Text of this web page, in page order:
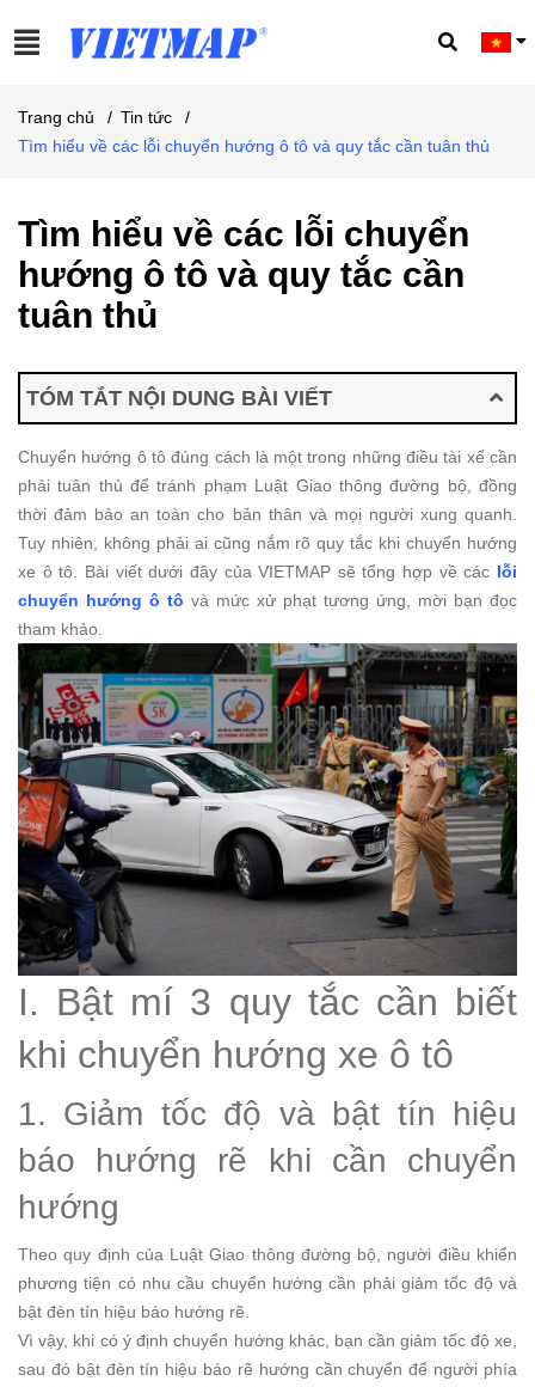
Trang chủ / Tin tức
/
Tìm hiểu về các lỗi chuyển hướng ô tô và quy tắc cần tuân thủ
Tìm hiểu về các lỗi chuyển
hướng ô tô và quy tắc cần
tuân thủ
TÓM TẮT NỘI DUNG BÀI VIẾT
Chuyển hướng ô tô đúng cách là một trong những điều tài xế cần
phải tuân thủ để tránh phạm Luật Giao thông đường bộ, đồng
thời đảm bảo an toàn cho bản thân và mọi người xung quanh.
Tuy nhiên, không phải ai cũng nắm rõ quy tắc khi chuyển hướng
xe ô tô. Bài viết dưới đây của VIETMAP sẽ tổng hợp về các lỗi
chuyển hướng ô tô và mức xử phạt tương ứng, mời bạn đọc
tham khảo.
I. Bật mí 3 quy tắc cần biết
khi chuyển hướng xe ô tô
1. Giảm tốc độ và bật tín hiệu
báo hướng rẽ khi cần chuyển
hướng
Theo quy định của Luật Giao thông đường bộ, người điều khiển
phương tiện có nhu cầu chuyển hướng cần phải giảm tốc độ và
bật đèn tín hiệu báo hướng rẽ.
Vì vậy, khi có ý định chuyển hướng khác, bạn cần giảm tốc độ xe,
sau đó bật đèn tín hiệu báo rẽ hướng cần chuyển để người phía